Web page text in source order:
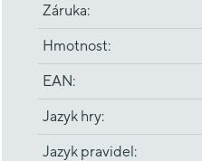
Záruka:
Hmotnost:
EAN:
Jazyk hry:
Jazyk pravidel: